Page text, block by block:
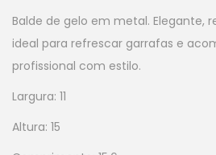
Balde de gelo em metal. Elegante,
ideal para refrescar garrafas e
profissional com estilo.
Largura: 11
Altura: 15